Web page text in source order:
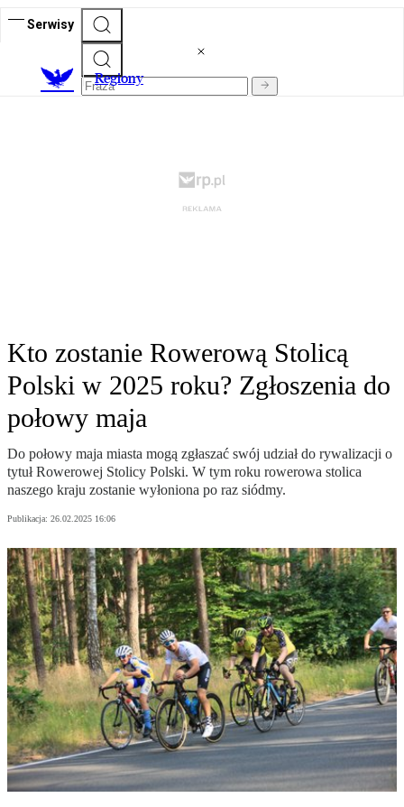
Serwisy
Regiony
Kto zostanie Rowerową Stolicą
Polski w 2025 roku? Zgłoszenia do
połowy maja
Do połowy maja miasta mogą zgłaszać swój udział do rywalizacji o
tytuł Rowerowej Stolicy Polski. W tym roku rowerowa stolica
naszego kraju zostanie wyłoniona po raz siódmy.
Publikacja: 26.02.2025 16:06